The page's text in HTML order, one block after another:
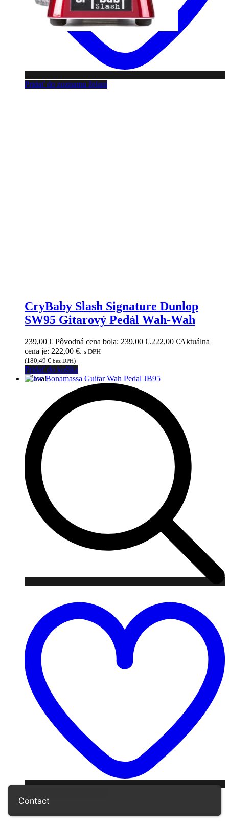
Pridať do zoznamu želaní
CryBaby Slash Signature Dunlop
SW95 Gitarový Pedál Wah-Wah
239,00€ Pôvodná cena bola: 239,00 €.222,00 €Aktuálna
cena je: 222,00 €. s DPH
(180,49 € bez DPH)
Pridať do košíka
Zľava!
Contact